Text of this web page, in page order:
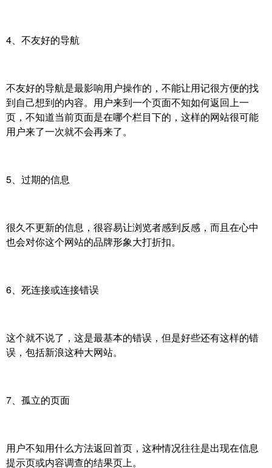
4、不友好的导航
不友好的导航是最影响用户操作的，不能让用记很方便的找
到自己想到的内容。用户来到一个页面不知如何返回上一
页，不知道当前页面是在哪个栏目下的，这样的网站很可能
用户来了一次就不会再来了。
5、过期的信息
很久不更新的信息，很容易让浏览者感到反感，而且在心中
也会对你这个网站的品牌形象大打折扣。
6、死连接或连接错误
这个就不说了，这是最基本的错误，但是好些还有这样的错
误，包括新浪这种大网站。
7、孤立的页面
用户不知用什么方法返回首页，这种情况往往是出现在信息
提示页或内容调查的结果页上。